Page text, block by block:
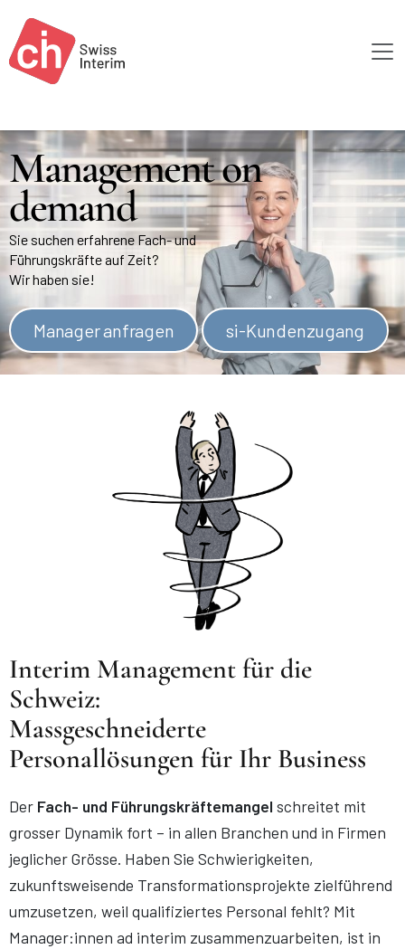
Management on
demand
Sie suchen erfahrene Fach- und
Führungskräfte auf Zeit?
Wir haben sie!
Manager anfragen si-Kundenzugang
Interim Management für die
Schweiz:
Massgeschneiderte
Personallösungen für Ihr Business
Der Fach- und Führungskräftemangel schreitet mit
grosser Dynamik fort – in allen Branchen und in Firmen
jeglicher Grösse. Haben Sie Schwierigkeiten,
zukunftsweisende Transformationsprojekte zielführend
umzusetzen, weil qualifiziertes Personal fehlt? Mit
Manager:innen ad interim zusammenzuarbeiten, ist in